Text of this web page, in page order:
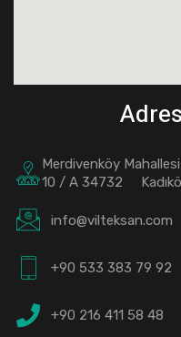
Merdivenköy
10 / A 34732
info@vilteksan.com
+90 533 383 79 92
+90 216 411 58 48